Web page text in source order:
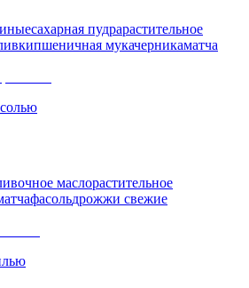
сахарная пудрарастительное
пшеничная мукачерникаматча
маслорастительное
фасольдрожжи свежие